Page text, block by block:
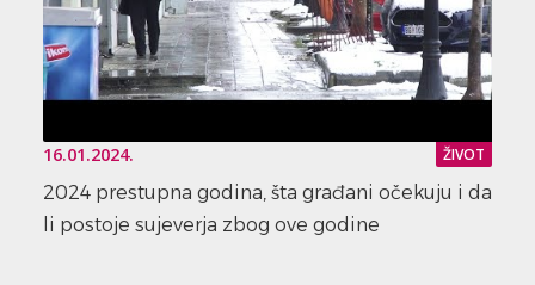
16.01.2024. ŽIVOT
2024 prestupna godina, šta građani očekuju i da
li postoje sujeverja zbog ove godine